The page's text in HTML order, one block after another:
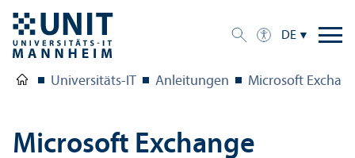
DE
Universitäts-IT Anleitungen Microsoft
Microsoft Exchange